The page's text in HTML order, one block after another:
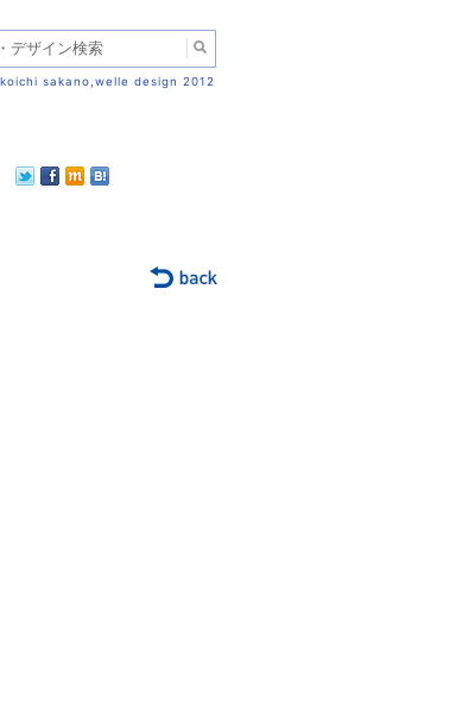
koichi sakano,welle design 2012